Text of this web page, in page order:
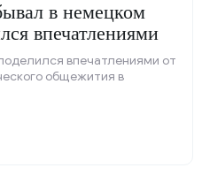
в немецком
впечатлениями
впечатлениями от
общежития в